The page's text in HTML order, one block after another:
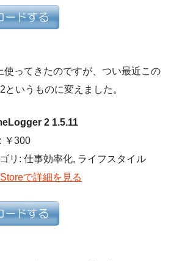
使ってきたのですが、つい最近この
いうものに変えました。
2 1.5.11
￥300
リ: 仕事効率化, ライフスタイル
で詳細を見る